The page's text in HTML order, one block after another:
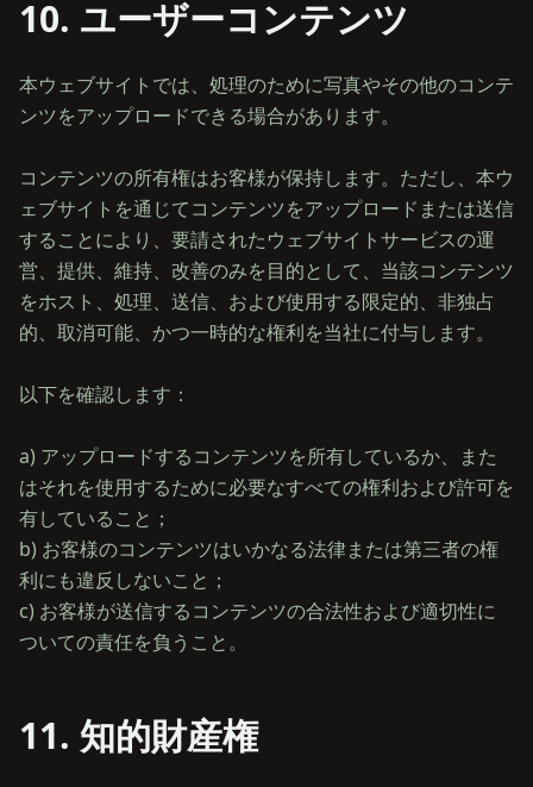
10. ユーザーコンテンツ
本ウェブサイトでは、処理のために写真やその他のコンテ
ンツをアップロードできる場合があります。
コンテンツの所有権はお客様が保持します。ただし、本ウ
ェブサイトを通じてコンテンツをアップロードまたは送信
することにより、要請されたウェブサイトサービスの運
営、提供、維持、改善のみを目的として、当該コンテンツ
をホスト、処理、送信、および使用する限定的、非独占
的、取消可能、かつ一時的な権利を当社に付与します。
以下を確認します：
a) アップロードするコンテンツを所有しているか、また
はそれを使用するために必要なすべての権利および許可を
有していること；
b) お客様のコンテンツはいかなる法律または第三者の権
利にも違反しないこと；
c) お客様が送信するコンテンツの合法性および適切性に
11. 知的財産権